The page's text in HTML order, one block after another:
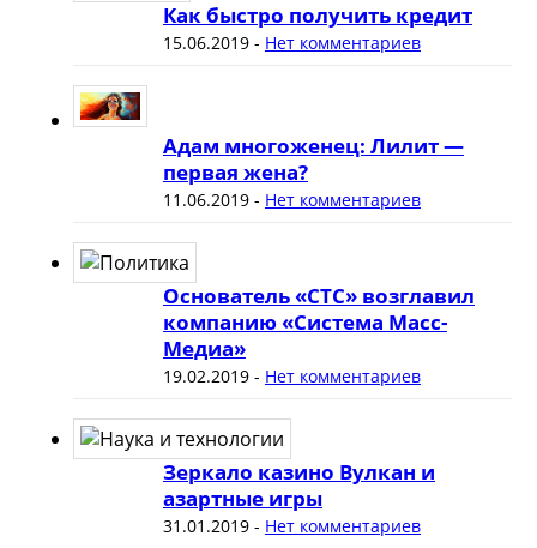
Как быстро получить кредит
15.06.2019- Нет комментариев
Адам многоженец: Лилит —
первая жена?
11.06.2019- Нет комментариев
Основатель «СТС» возглавил
компанию «Система Масс-
Медиа»
19.02.2019- Нет комментариев
Зеркало казино Вулкан и
азартные игры
31.01.2019- Нет комментариев